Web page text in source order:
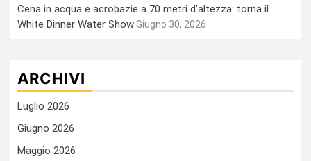
Cena in acqua e acrobazie a 70 metri d’altezza: torna il
White Dinner Water ShowGiugno 30, 2026
ARCHIVI
Luglio 2026
Giugno 2026
Maggio 2026